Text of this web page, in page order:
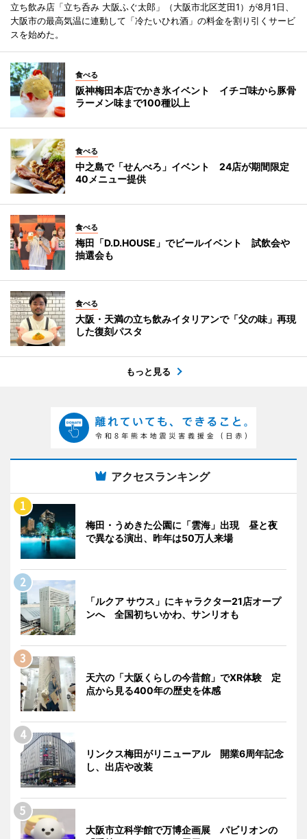
立ち飲み店「立ち呑み 大阪ふぐ太郎」（大阪市北区芝田1）が8月1日、
大阪市の最高気温に連動して「冷たいひれ酒」の料金を割り引くサービ
スを始めた。
食べる
阪神梅田本店でかき氷イベント イチゴ味から豚骨
ラーメン味まで100種以上
食べる
中之島で「せんべろ」イベント 24店が期間限定
40メニュー提供
食べる
梅田「D.D.HOUSE」でビールイベント 試飲会や
抽選会も
食べる
大阪・天満の立ち飲みイタリアンで「父の味」再現
した復刻パスタ
もっと見る
アクセスランキング
梅田・うめきた公園に「雲海」出現 昼と夜
で異なる演出、昨年は50万人来場
「ルクア サウス」にキャラクター21店オープ
ンへ 全国初ちいかわ、サンリオも
天六の「大阪くらしの今昔館」でXR体験 定
点から見る400年の歴史を体感
リンクス梅田がリニューアル 開業6周年記念
し、出店や改装
大阪市立科学館で万博企画展 パビリオンの